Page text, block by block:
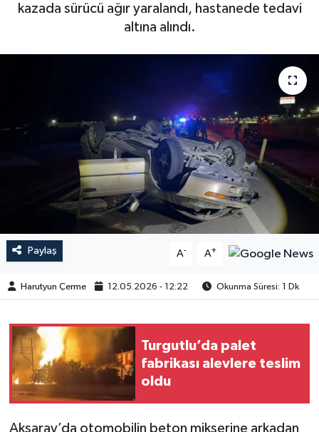
kazada sürücü ağır yaralandı, hastanede tedavi
altına alındı.
Paylaş A- A+
Harutyun Çerme 12.05.2026 - 12:22 Okunma Süresi: 1 Dk
Turgutlu’da palet
fabrikası alevlere teslim
oldu
Aksaray’da otomobilin beton mikserine arkadan